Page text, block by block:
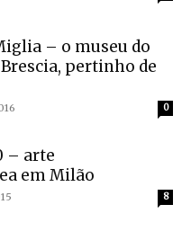
– o museu do
pertinho de
0
– arte
em Milão
8